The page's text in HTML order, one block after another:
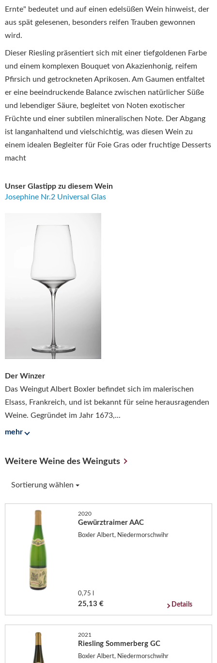
Ernte" bedeutet und auf einen edelsüßen Wein hinweist, der
aus spät gelesenen, besonders reifen Trauben gewonnen
wird.
Dieser Riesling präsentiert sich mit einer tiefgoldenen Farbe
und einem komplexen Bouquet von Akazienhonig, reifem
Pfirsich und getrockneten Aprikosen. Am Gaumen entfaltet
er eine beeindruckende Balance zwischen natürlicher Süße
und lebendiger Säure, begleitet von Noten exotischer
Früchte und einer subtilen mineralischen Note. Der Abgang
ist langanhaltend und vielschichtig, was diesen Wein zu
einem idealen Begleiter für Foie Gras oder fruchtige Desserts
macht
Unser Glastipp zu diesem Wein
Josephine Nr.2 Universal Glas
Der Winzer
Das Weingut Albert Boxler befindet sich im malerischen
Elsass, Frankreich, und ist bekannt für seine herausragenden
Weine. Gegründet im Jahr 1673,...
mehr
Weitere Weine des Weinguts
Sortierung wählen
2020
Gewürztraimer AAC
Boxler Albert, Niedermorschwihr
0,75 l
25,13 € Details
2021
Riesling Sommerberg GC
Boxler Albert, Niedermorschwihr